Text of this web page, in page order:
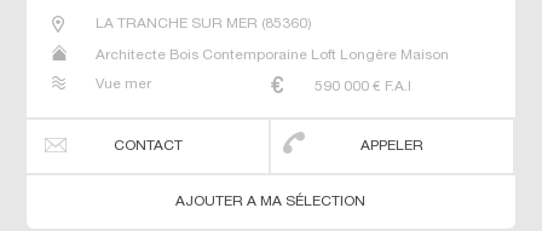
LA TRANCHE SUR MER (85360)
Architecte Bois Contemporaine Loft Longère Maison
Vue mer
590 000 € F.A.I
CONTACT APPELER
AJOUTER A MA SÉLECTION